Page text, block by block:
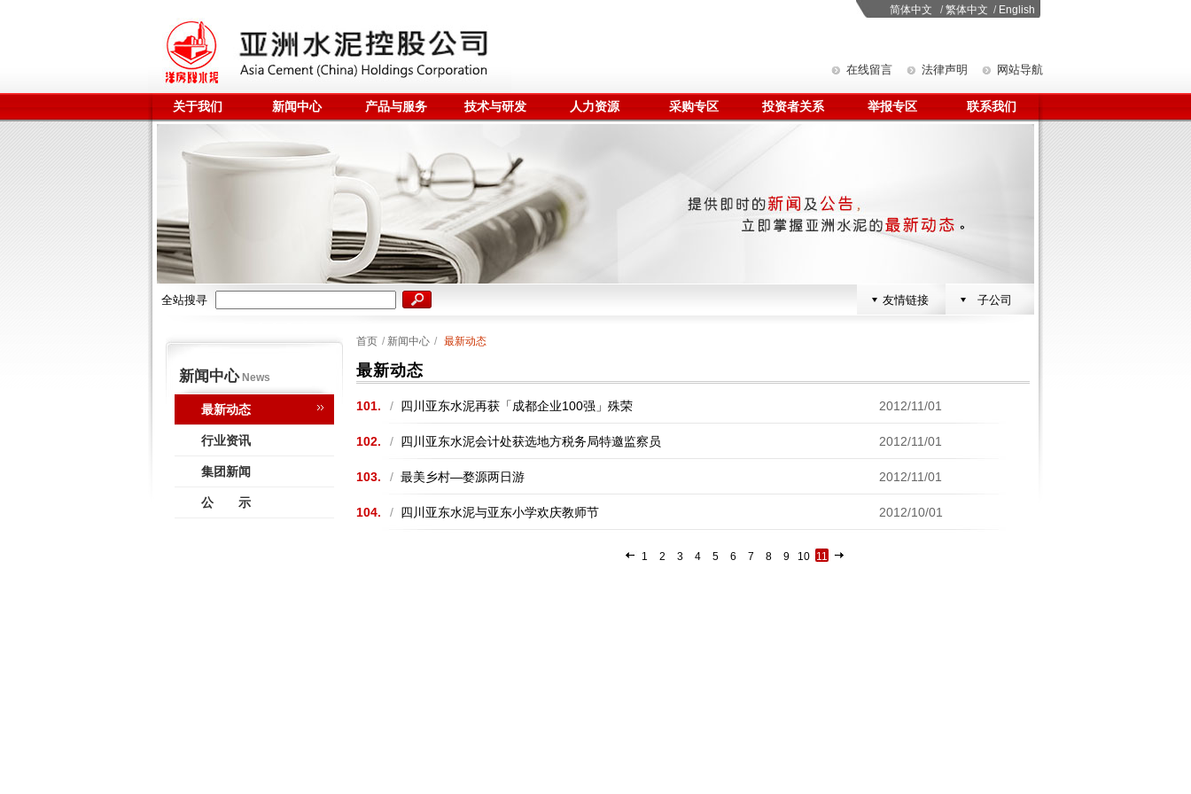
简体中文 / 繁体中文 / English
网站导航
法律声明
在线留言
关于我们 新闻中心 产品与服务 技术与研发 人力资源 采购专区 投资者关系 举报专区 联系我们
全站搜寻 子公司
友情链接
新闻中心News
最新动态
行业资讯
集团新闻
公 示
首页 / 新闻中心 / 最新动态
最新动态
101. / 四川亚东水泥再获「成都企业100强」殊荣 2012/11/01
102. / 四川亚东水泥会计处获选地方税务局特邀监察员 2012/11/01
103. / 最美乡村—婺源两日游 2012/11/01
104. / 四川亚东水泥与亚东小学欢庆教师节 2012/10/01
1 2 3 4 5 6 7 8 9 10 11